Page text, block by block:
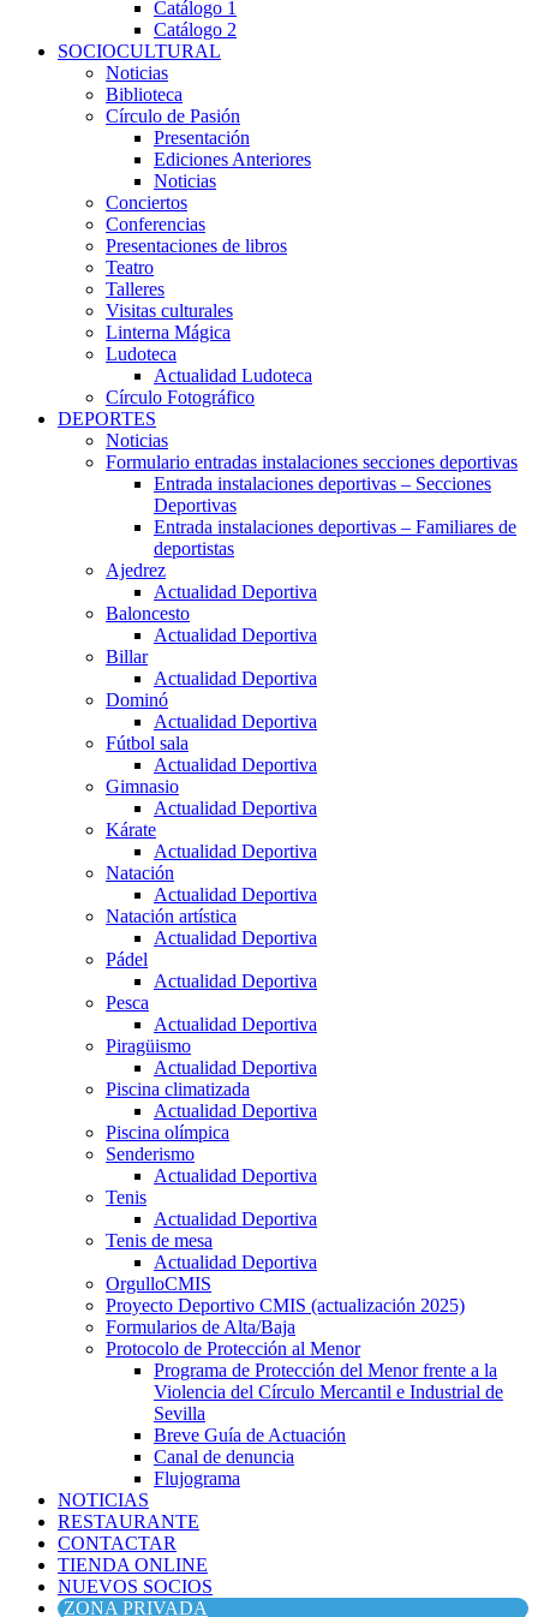
Catálogo 1
Catálogo 2
SOCIOCULTURAL
Noticias
Biblioteca
Círculo de Pasión
Presentación
Ediciones Anteriores
Noticias
Conciertos
Conferencias
Presentaciones de libros
Teatro
Talleres
Visitas culturales
Linterna Mágica
Ludoteca
Actualidad Ludoteca
Círculo Fotográfico
DEPORTES
Noticias
Formulario entradas instalaciones secciones deportivas
Entrada instalaciones deportivas – Secciones
Deportivas
Entrada instalaciones deportivas – Familiares de
deportistas
Ajedrez
Actualidad Deportiva
Baloncesto
Actualidad Deportiva
Billar
Actualidad Deportiva
Dominó
Actualidad Deportiva
Fútbol sala
Actualidad Deportiva
Gimnasio
Actualidad Deportiva
Kárate
Actualidad Deportiva
Natación
Actualidad Deportiva
Natación artística
Actualidad Deportiva
Pádel
Actualidad Deportiva
Pesca
Actualidad Deportiva
Piragüismo
Actualidad Deportiva
Piscina climatizada
Actualidad Deportiva
Piscina olímpica
Senderismo
Actualidad Deportiva
Tenis
Actualidad Deportiva
Tenis de mesa
Actualidad Deportiva
OrgulloCMIS
Proyecto Deportivo CMIS (actualización 2025)
Formularios de Alta/Baja
Protocolo de Protección al Menor
Programa de Protección del Menor frente a la
Violencia del Círculo Mercantil e Industrial de
Sevilla
Breve Guía de Actuación
Canal de denuncia
Flujograma
NOTICIAS
RESTAURANTE
CONTACTAR
TIENDA ONLINE
NUEVOS SOCIOS
ZONA PRIVADA